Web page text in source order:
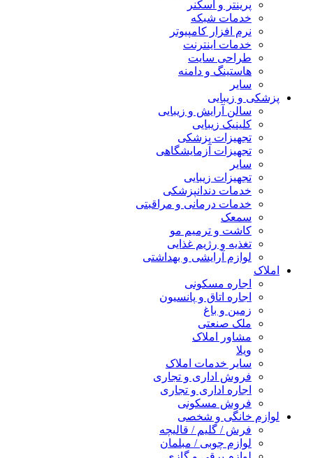
پرینتر و اسکنر
خدمات شبکه
نرم افزار کامپیوتر
خدمات اینترنت
طراحی سایت
هاستینگ و دامنه
سایر
پزشکی و زیبایی
سالن آرایش و زیبایی
کلینیک زیبایی
تجهیزات پزشکی
تجهیزات آزمایشگاهی
سایر
تجهیزات زیبایی
خدمات دندانپزشکی
خدمات درمانی و مراقبتی
سمعک
کاشت و ترمیم مو
تغذیه و رژیم غذایی
لوازم آرایشی و بهداشتی
املاک
اجاره مسکونی
اجاره اتاق و پانسیون
زمین و باغ
ملک صنعتی
مشاور املاک
ویلا
سایر خدمات املاک
فروش اداری و تجاری
اجاره اداری و تجاری
فروش مسکونی
لوازم خانگی و شخصی
فرش / گلیم / قالیچه
لوازم چوبی / مبلمان